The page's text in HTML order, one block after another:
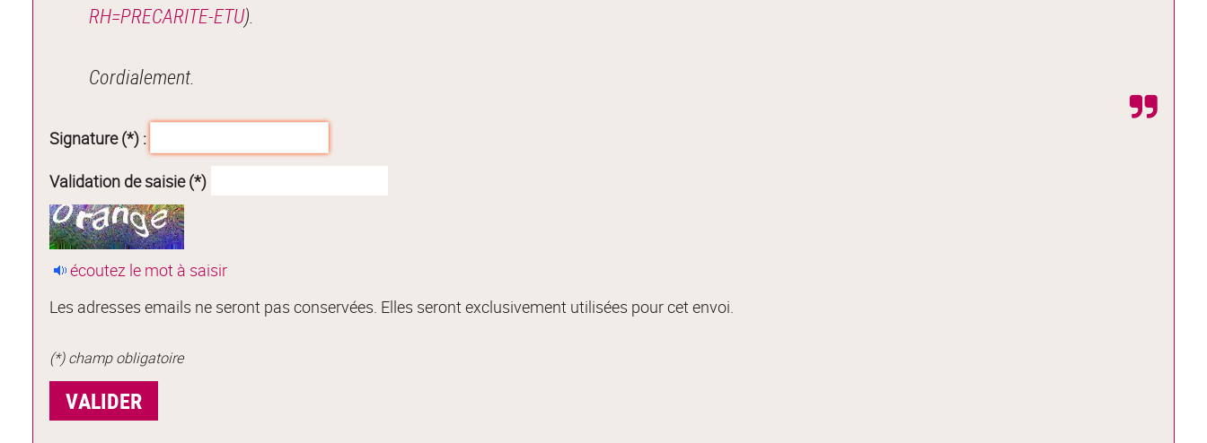
RH=PRECARITE-ETU).
Cordialement.
Signature (*) :
Validation de saisie (*)
écoutez le mot à saisir
Les adresses emails ne seront pas conservées. Elles seront exclusivement utilisées pour cet envoi.
(*) champ obligatoire